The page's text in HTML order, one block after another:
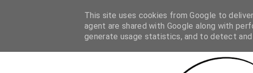
ΠΟΙΑ ΕΙΜΑΙ ΕΠΙΚΟΙΝΩΝΙΑ GDPR
This site uses cookies from Google to
agent are shared with Google along with
generate usage statistics, and to detect and